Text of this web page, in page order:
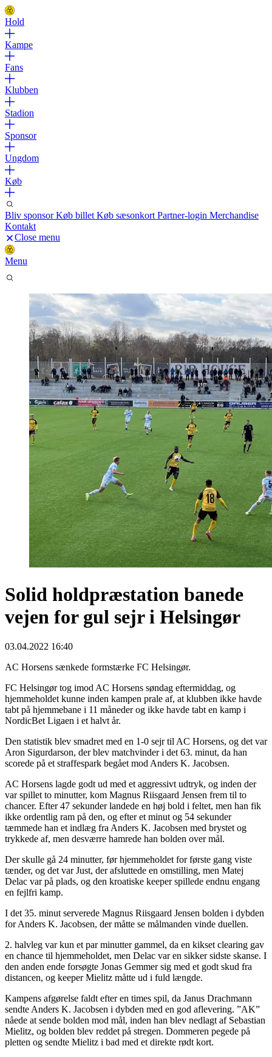
Hold
Kampe
Fans
Klubben
Stadion
Sponsor
Ungdom
Køb
Bliv sponsorKøb billet Køb sæsonkort Partner-login Merchandise
Kontakt
Close menu
Menu
Solid holdpræstation banede
vejen for gul sejr i Helsingør
03.04.2022 16:40
AC Horsens sænkede formstærke FC Helsingør.
FC Helsingør tog imod AC Horsens søndag eftermiddag, og
hjemmeholdet kunne inden kampen prale af, at klubben ikke havde
tabt på hjemmebane i 11 måneder og ikke havde tabt en kamp i
NordicBet Ligaen i et halvt år.
Den statistik blev smadret med en 1-0 sejr til AC Horsens, og det var
Aron Sigurdarson, der blev matchvinder i det 63. minut, da han
scorede på et straffespark begået mod Anders K. Jacobsen.
AC Horsens lagde godt ud med et aggressivt udtryk, og inden der
var spillet to minutter, kom Magnus Riisgaard Jensen frem til to
chancer. Efter 47 sekunder landede en høj bold i feltet, men han fik
ikke ordentlig ram på den, og efter et minut og 54 sekunder
tæmmede han et indlæg fra Anders K. Jacobsen med brystet og
trykkede af, men desværre hamrede han bolden over mål.
Der skulle gå 24 minutter, før hjemmeholdet for første gang viste
tænder, og det var Just, der afsluttede en omstilling, men Matej
Delac var på plads, og den kroatiske keeper spillede endnu engang
en fejlfri kamp.
I det 35. minut serverede Magnus Riisgaard Jensen bolden i dybden
for Anders K. Jacobsen, der måtte se målmanden vinde duellen.
2. halvleg var kun et par minutter gammel, da en kikset clearing gav
en chance til hjemmeholdet, men Delac var en sikker sidste skanse. I
den anden ende forsøgte Jonas Gemmer sig med et godt skud fra
distancen, og keeper Mielitz måtte ud i fuld længde.
Kampens afgørelse faldt efter en times spil, da Janus Drachmann
sendte Anders K. Jacobsen i dybden med en god aflevering. ”AK”
nåede at sende bolden mod mål, inden han blev nedlagt af Sebastian
Mielitz, og bolden blev reddet på stregen. Dommeren pegede på
pletten og sendte Mielitz i bad med et direkte rødt kort.